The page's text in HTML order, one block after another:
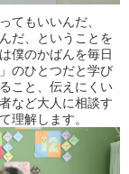
てもいいんだ、
だ、ということを
僕のかばんを毎日
のひとつだと学び
こと、伝えにくい
など大人に相談す
理解します。